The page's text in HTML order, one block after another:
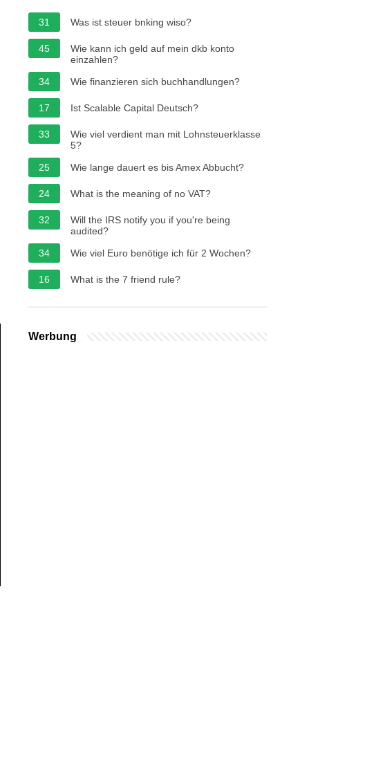
31 Was ist steuer bnking wiso?
45
Wie kann ich geld auf mein dkb konto
einzahlen?
34
Wie finanzieren sich buchhandlungen?
17 Ist Scalable Capital Deutsch?
33
Wie viel verdient man mit Lohnsteuerklasse
5?
25
Wie lange dauert es bis Amex Abbucht?
24 What is the meaning of no VAT?
32
Will the IRS notify you if you're being
audited?
34
Wie viel Euro benötige ich für 2 Wochen?
16 What is the 7 friend rule?
Werbung